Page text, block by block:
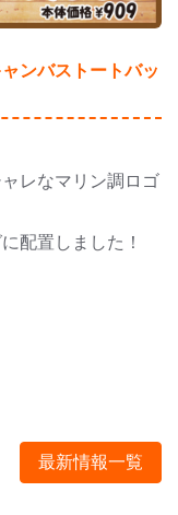
ンバストートバッ
レなマリン調ロゴ
配置しました！
最新情報一覧